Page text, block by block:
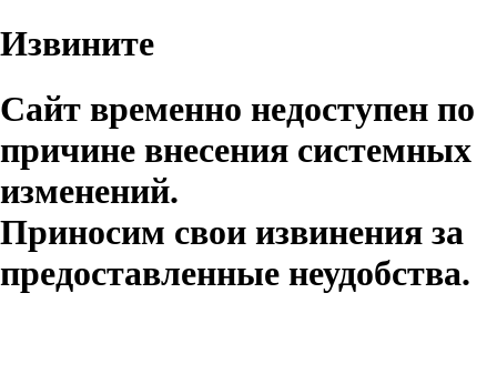
Извините
Сайт временно недоступен по
причине внесения системных
изменений.
Приносим свои извинения за
предоставленные неудобства.